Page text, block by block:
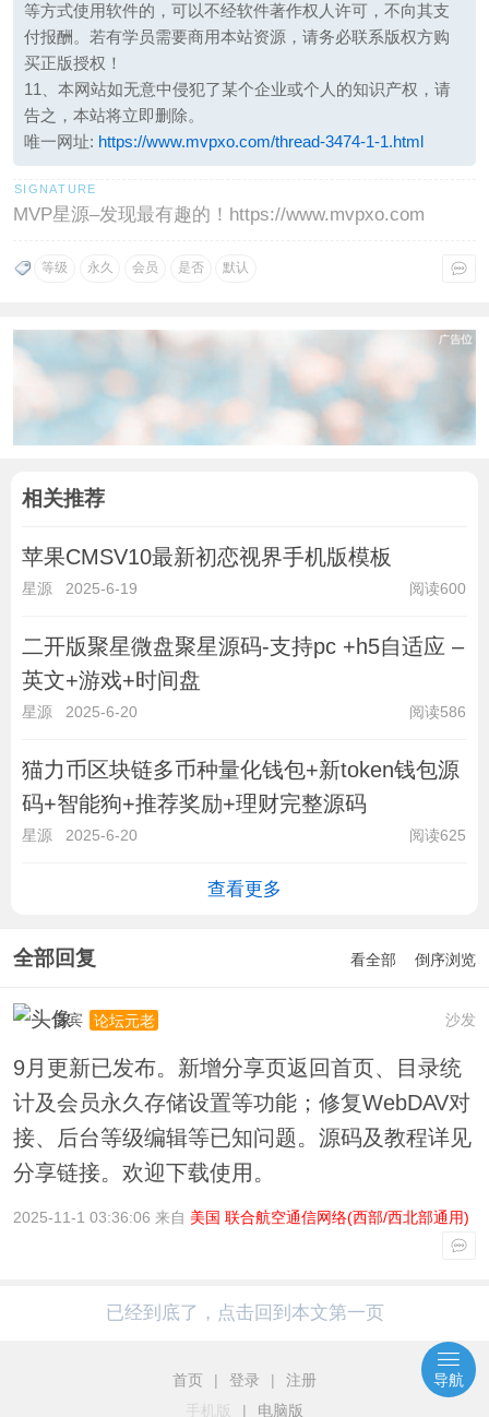
等方式使用软件的，可以不经软件著作权人许可，不向其支
付报酬。若有学员需要商用本站资源，请务必联系版权方购
买正版授权！
11、本网站如无意中侵犯了某个企业或个人的知识产权，请
告之，本站将立即删除。
唯一网址: https://www.mvpxo.com/thread-3474-1-1.html
MVP星源–发现最有趣的！https://www.mvpxo.com
等级 永久 会员 是否 默认
相关推荐
苹果CMSV10最新初恋视界手机版模板
星源 2025-6-19 阅读600
二开版聚星微盘聚星源码-支持pc +h5自适应 –
英文+游戏+时间盘
星源 2025-6-20 阅读586
猫力币区块链多币种量化钱包+新token钱包源
码+智能狗+推荐奖励+理财完整源码
星源 2025-6-20 阅读625
查看更多
全部回复 看全部 倒序浏览
沙发
贵宾 论坛元老
9月更新已发布。新增分享页返回首页、目录统
计及会员永久存储设置等功能；修复WebDAV对
接、后台等级编辑等已知问题。源码及教程详见
分享链接。欢迎下载使用。
2025-11-1 03:36:06 来自 美国 联合航空通信网络(西部/西北部通用)
已经到底了，点击回到本文第一页
首页 | 登录 |
注册
手机版
| 电脑版
导航